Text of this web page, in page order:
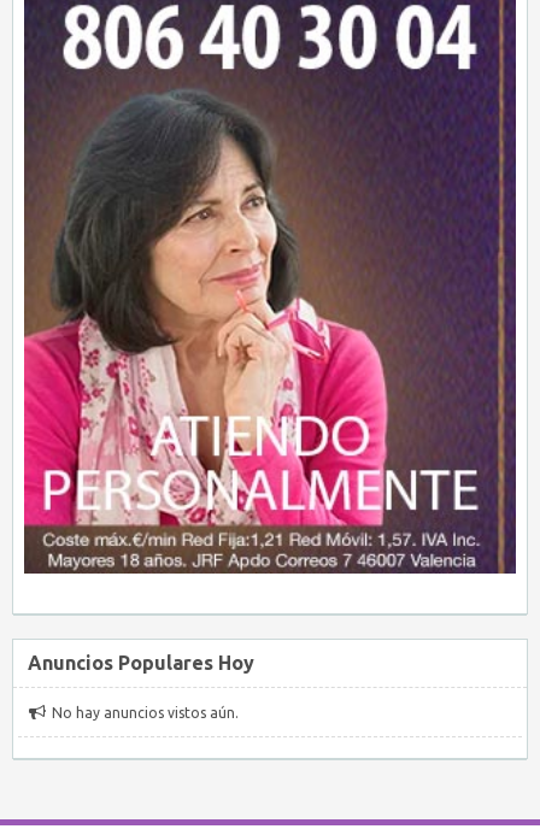
Anuncios Populares Hoy
No hay anuncios vistos aún.